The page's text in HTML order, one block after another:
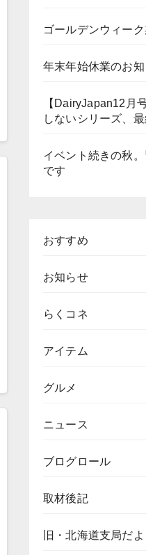
ゴールデンウィー
年末年始休業のお
【DairyJapan12月
しないシリーズ、最
イベント続きの秋
です
おすすめ
お知らせ
らくコネ
アイテム
グルメ
ニュース
ブログロール
取材後記
旧・北海道支局だよ